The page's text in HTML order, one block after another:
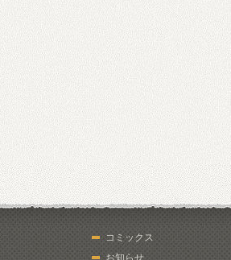
コミックス
お知らせ